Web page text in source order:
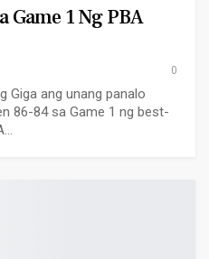
Game 1 Ng PBA
0
Giga ang unang panalo
86-84 sa Game 1 ng best-